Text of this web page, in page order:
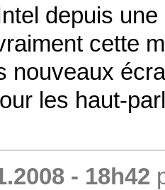
depuis
cette
nouveaux
les haut-
- 18h42